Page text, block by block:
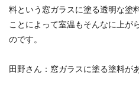
料という窓ガラスに塗る透明な塗
ことによって室温もそんなに上が
のです。
田野さん ：窓ガラスに塗る塗料が